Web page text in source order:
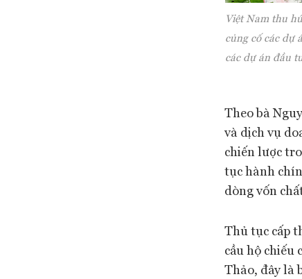
Việt Nam thu
củng cố các dự
các dự án đầu
Theo bà
và dịch vụ
chiến lược
tục hành
dòng vốn
Thủ tục cấp
cầu hộ chiếu
Thảo, đây là